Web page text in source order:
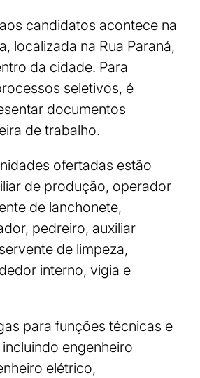
candidatos acontece na
localizada na Rua Paraná,
da cidade. Para
seletivos, é
documentos
de trabalho.
ofertadas estão
de produção, operador
de lanchonete,
pedreiro, auxiliar
de limpeza,
interno, vigia e
para funções técnicas e
engenheiro
elétrico,